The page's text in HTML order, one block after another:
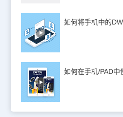
如何将手机中的
如何在手机/PAD中